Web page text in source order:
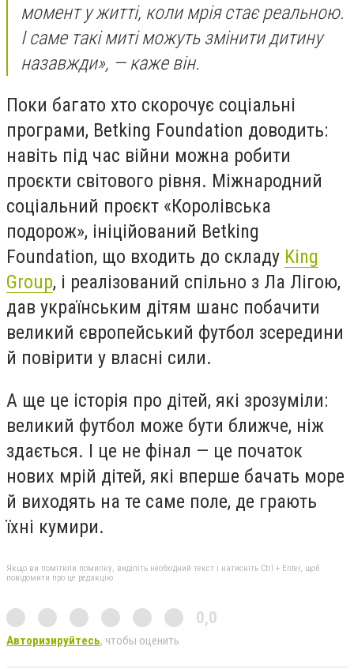
момент у житті, коли мрія стає реальною.
І саме такі миті можуть змінити дитину
назавжди», — каже він.
Поки багато хто скорочує соціальні
програми, Betking Foundation доводить:
навіть під час війни можна робити
проєкти світового рівня. Міжнародний
соціальний проєкт «Королівська
подорож», ініційований Betking
Foundation, що входить до складу King
Group, і реалізований спільно з Ла Лігою,
дав українським дітям шанс побачити
великий європейський футбол зсередини
й повірити у власні сили.
А ще це історія про дітей, які зрозуміли:
великий футбол може бути ближче, ніж
здається. І це не фінал — це початок
нових мрій дітей, які вперше бачать море
й виходять на те саме поле, де грають
їхні кумири.
Якщо ви помітили помилку, виділіть необхідний текст і натисніть Ctrl + Enter, щоб
повідомити про це редакцію
0,0
Авторизируйтесь, чтобы оценить